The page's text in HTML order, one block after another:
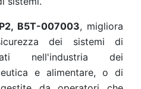
B5T-007003, migliora
dei sistemi di
nell'industria dei
e alimentare, o di